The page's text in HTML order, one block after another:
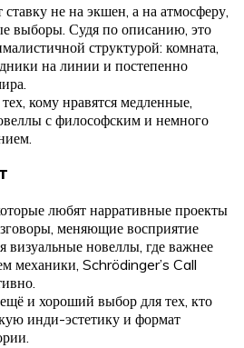
не на экшен, а на атмосферу,
выборы. Судя по описанию, это
структурой: комната,
на линии и постепенно
кому нравятся медленные,
с философским и немного
любят нарративные проекты
меняющие восприятие
визуальные новеллы, где важнее
механики, Schrödinger’s Call
и хороший выбор для тех, кто
инди-эстетику и формат